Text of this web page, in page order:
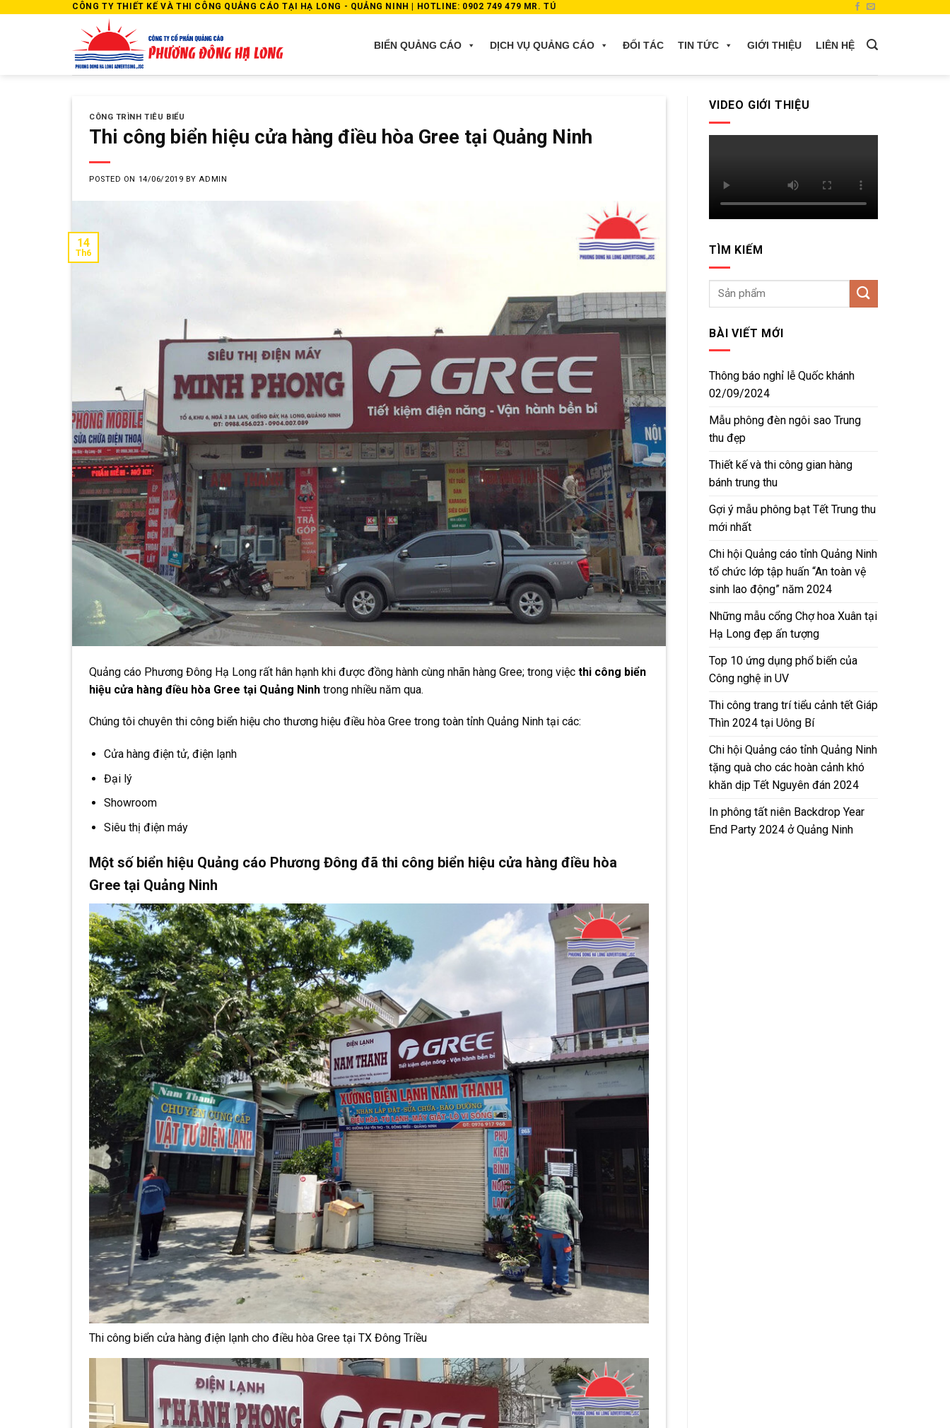
CÔNG TY THIẾT KẾ VÀ THI CÔNG QUẢNG CÁO TẠI HẠ LONG - QUẢNG NINH | HOTLINE: 0902 749 479 MR. TÚ
BIỂN QUẢNG CÁO DỊCH VỤ QUẢNG CÁO ĐỐI TÁC TIN TỨC GIỚI THIỆU LIÊN HỆ
CÔNG TRÌNH TIÊU BIỂU
Thi công biển hiệu cửa hàng điều hòa Gree tại Quảng Ninh
POSTED ON 14/06/2019 BY ADMIN
14
Th6
Quảng cáo Phương Đông Hạ Long rất hân hạnh khi được đồng hành cùng nhãn hàng Gree; trong việc thi công biển
hiệu cửa hàng điều hòa Gree tại Quảng Ninh trong nhiều năm qua.
Chúng tôi chuyên thi công biển hiệu cho thương hiệu điều hòa Gree trong toàn tỉnh Quảng Ninh tại các:
Cửa hàng điện tử, điện lạnh
Đại lý
Showroom
Siêu thị điện máy
Một số biển hiệu Quảng cáo Phương Đông đã thi công biển hiệu cửa hàng điều hòa
Gree tại Quảng Ninh
Thi công biển cửa hàng điện lạnh cho điều hòa Gree tại TX Đông Triều
VIDEO GIỚI THIỆU
TÌM KIẾM
BÀI VIẾT MỚI
Thông báo nghỉ lễ Quốc khánh
02/09/2024
Mẫu phông đèn ngôi sao Trung
thu đẹp
Thiết kế và thi công gian hàng
bánh trung thu
Gợi ý mẫu phông bạt Tết Trung thu
mới nhất
Chi hội Quảng cáo tỉnh Quảng Ninh
tổ chức lớp tập huấn “An toàn vệ
sinh lao động” năm 2024
Những mẫu cổng Chợ hoa Xuân tại
Hạ Long đẹp ấn tượng
Top 10 ứng dụng phổ biến của
Công nghệ in UV
Thi công trang trí tiểu cảnh tết Giáp
Thìn 2024 tại Uông Bí
Chi hội Quảng cáo tỉnh Quảng Ninh
tặng quà cho các hoàn cảnh khó
khăn dịp Tết Nguyên đán 2024
In phông tất niên Backdrop Year
End Party 2024 ở Quảng Ninh